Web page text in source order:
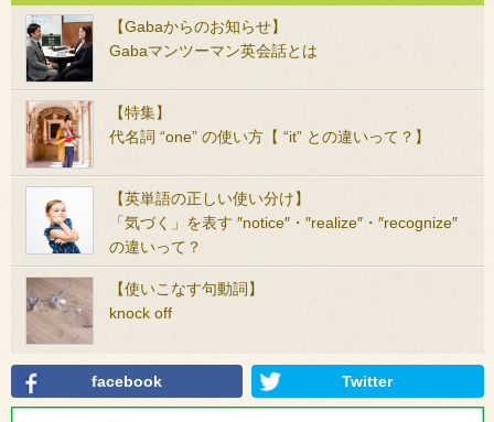
【Gabaからのお知らせ】
Gabaマンツーマン英会話とは
【特集】
代名詞 “one” の使い方【 “it” との違いって？】
【英単語の正しい使い分け】
「気づく」を表す ″notice″・″realize″・″recognize″
の違いって？
【使いこなす句動詞】
knock off
facebook Twitter